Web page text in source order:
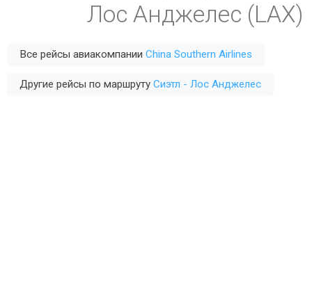
Лос Анджелес (LAX)
Все рейсы авиакомпании China Southern Airlines
Другие рейсы по маршруту Сиэтл - Лос Анджелес